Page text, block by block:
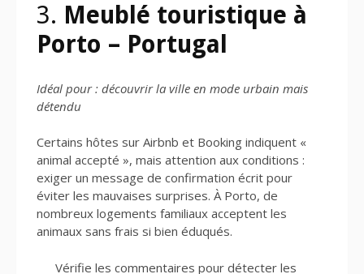
3. Meublé touristique à
Porto – Portugal
Idéal pour : découvrir la ville en mode urbain mais
détendu
Certains hôtes sur Airbnb et Booking indiquent «
animal accepté », mais attention aux conditions :
exiger un message de confirmation écrit pour
éviter les mauvaises surprises. À Porto, de
nombreux logements familiaux acceptent les
animaux sans frais si bien éduqués.
Vérifie les commentaires pour détecter les